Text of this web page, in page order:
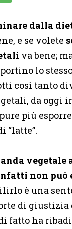
dalla
e se volete
va bene;
lo
così tanto
da oggi
più
“latte”.
vegetale
non può
è una
di giustizia
fatto ha